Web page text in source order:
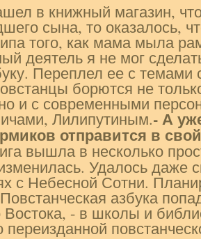
в книжный магазин,
сына, то оказалось,
того, как мама мыла
деятель я не мог
Переплел ее с темами
борются не
и с современными
Лилипутиным.- А
отправится в
вышла в несколько
Удалось даже
с Небесной Сотни.
азбука
Востока, - в школы и